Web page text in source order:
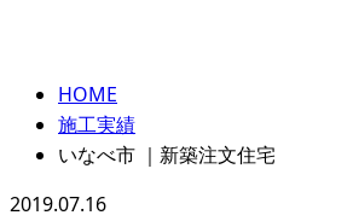
HOME
施工実績
いなべ市 ｜新築注文住宅
2019.07.16